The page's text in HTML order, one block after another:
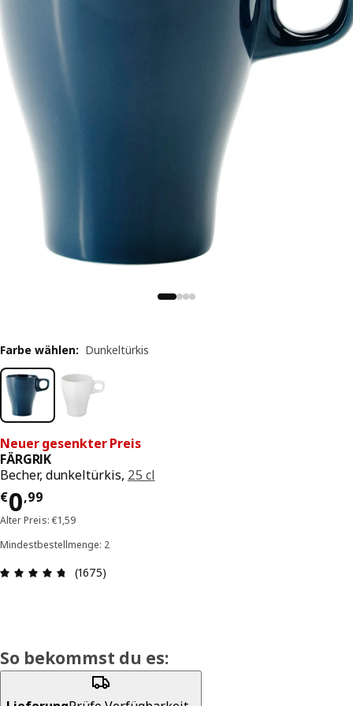
Neuer gesenkter Preis
FÄRGRIK
Becher, dunkeltürkis, 25 cl
€0,99
Preis € 0,99
Alter Preis: €1,59
Mindestbestellmenge: 2
Produktbewertung: 4.7 von 5 Sterne Alle
(1675)
Farbe wählen: Dunkeltürkis
So bekommst du es: